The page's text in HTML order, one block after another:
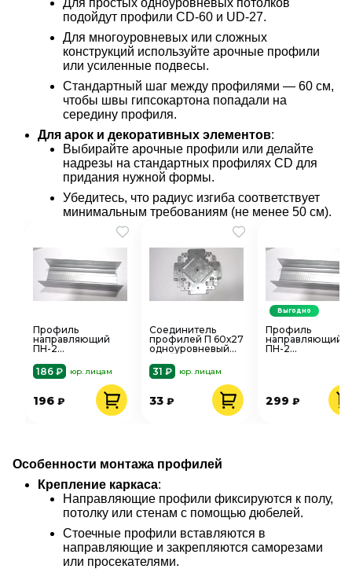
Для простых одноуровневых потолков
подойдут профили CD-60 и UD-27.
Для многоуровневых или сложных
конструкций используйте арочные профили
или усиленные подвесы.
Стандартный шаг между профилями — 60 см,
чтобы швы гипсокартона попадали на
середину профиля.
Для арок и декоративных элементов:
Выбирайте арочные профили или делайте
надрезы на стандартных профилях CD для
придания нужной формы.
Убедитесь, что радиус изгиба соответствует
минимальным требованиям (не менее 50 см).
Профиль
направляющий
ПН-2
мм
186 ₽ юр. лицам
196 ₽
Соединитель
профилей П 60х27
одноуровневый
31 ₽
юр. лицам
33 ₽
Профиль
направляющий
ПН-2
299 ₽
Выгодно
Особенности монтажа профилей
Крепление каркаса:
Направляющие профили фиксируются к полу,
потолку или стенам с помощью дюбелей.
Стоечные профили вставляются в
направляющие и закрепляются саморезами
или просекателями.